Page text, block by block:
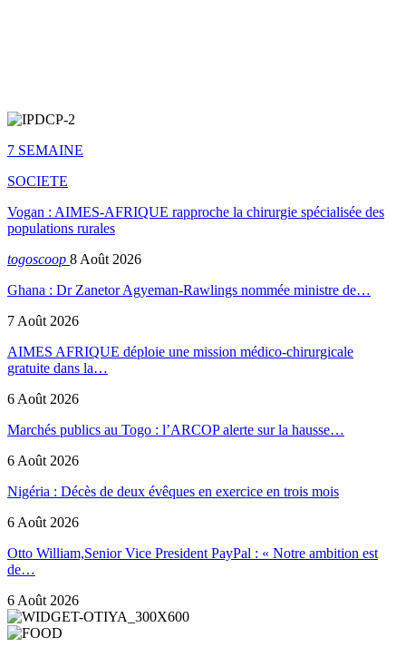
7 SEMAINE
SOCIETE
Vogan : AIMES-AFRIQUE rapproche la chirurgie spécialisée des
populations rurales
togoscoop 8 Août 2026
Ghana : Dr Zanetor Agyeman-Rawlings nommée ministre de…
7 Août 2026
AIMES AFRIQUE déploie une mission médico-chirurgicale
gratuite dans la…
6 Août 2026
Marchés publics au Togo : l’ARCOP alerte sur la hausse…
6 Août 2026
Nigéria : Décès de deux évêques en exercice en trois mois
6 Août 2026
Otto William,Senior Vice President PayPal : « Notre ambition est
de…
6 Août 2026